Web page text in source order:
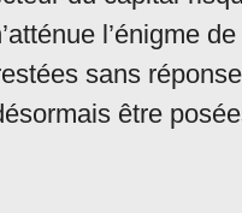
l’énigme
sans
être